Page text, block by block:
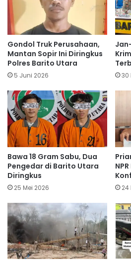
Gondol Truk Perusahaan,
Mantan Sopir Ini Diringkus
Polres Barito Utara
5 Juni 2026 30
Bawa 18 Gram Sabu, Dua
Pengedar di Barito Utara
Diringkus
25 Mei 2026 24